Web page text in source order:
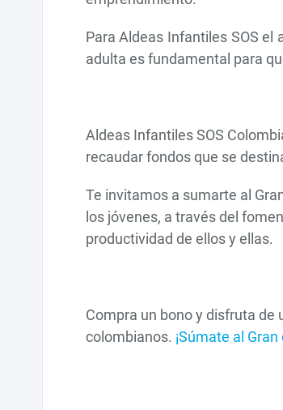
Para Aldeas Infantiles SOS
adulta es fundamental para
Aldeas Infantiles SOS
recaudar fondos que se
Te invitamos a sumarte al
los jóvenes, a través del
productividad de ellos y ellas.
Compra un bono y disfruta de
colombianos. ¡Súmate al